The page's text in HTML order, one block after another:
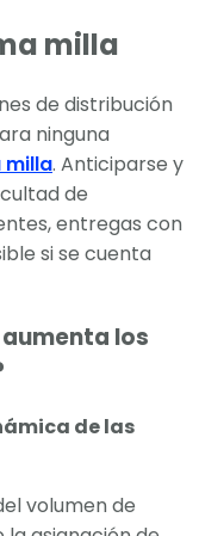
milla
de distribución
ninguna
milla. Anticiparse y
de
entregas con
si se cuenta
los
de las
volumen de